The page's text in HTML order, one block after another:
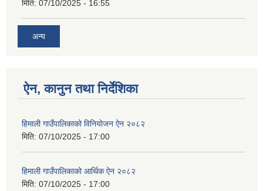
मिति: 07/10/2025 - 16:55
अन्य
ऐन, कानुन तथा निर्देशिका
हिमाली गाउँपालिकाको विनियोजन ऐन २०८२
मिति: 07/10/2025 - 17:00
हिमाली गाउँपालिकाको आर्थिक ऐन २०८२
मिति: 07/10/2025 - 17:00